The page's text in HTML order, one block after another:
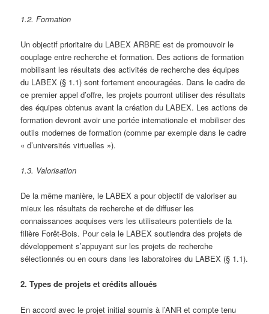
1.2. Formation
Un objectif prioritaire du LABEX ARBRE est de promouvoir le
couplage entre recherche et formation. Des actions de formation
mobilisant les résultats des activités de recherche des équipes
du LABEX (§ 1.1) sont fortement encouragées. Dans le cadre de
ce premier appel d’offre, les projets pourront utiliser des résultats
des équipes obtenus avant la création du LABEX. Les actions de
formation devront avoir une portée internationale et mobiliser des
outils modernes de formation (comme par exemple dans le cadre
« d’universités virtuelles »).
1.3. Valorisation
De la même manière, le LABEX a pour objectif de valoriser au
mieux les résultats de recherche et de diffuser les
connaissances acquises vers les utilisateurs potentiels de la
filière Forêt-Bois. Pour cela le LABEX soutiendra des projets de
développement s’appuyant sur les projets de recherche
sélectionnés ou en cours dans les laboratoires du LABEX (§ 1.1).
2. Types de projets et crédits alloués
En accord avec le projet initial soumis à l’ANR et compte tenu